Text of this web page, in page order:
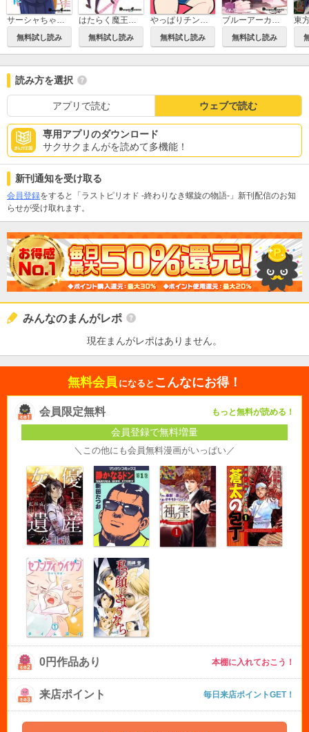
サーシャちゃんとクラスメイトオタクくん
無料試し読み
はたらく魔王さま！ハイスクール！
無料試し読み
やっぱりチンチランド
無料試し読み
ブルーアーカイブ 電撃コミックアンソロジー
無料試し読み
読み方を選択
アプリで読む ウェブで読む
専用アプリのダウンロード
サクサクまんがを読めて多機能！
新刊通知を受け取る
会員登録をすると「ラストピリオド -終わりなき螺旋の物語-」新刊配信のお知
らせが受け取れます。
みんなのまんがレポ
現在まんがレポはありません。
無料会員 になると こんなにお得！
会員限定無料 もっと無料が読める！
会員登録で無料増量
＼この他にも会員無料漫画がいっぱい／
0円作品あり 本棚に入れておこう！
来店ポイント 毎日来店ポイントGET！